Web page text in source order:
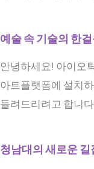
예술 속 기술의 한
안녕하세요! 아이오
아트플랫폼에 설치
들려드리려고 합니
청남대의 새로운